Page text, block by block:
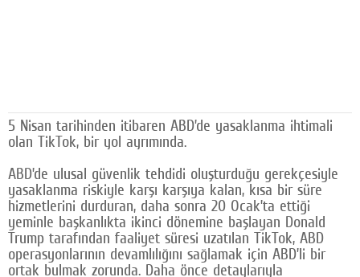
Künye
Facebook
Twitter
Google Plus
5 Nisan tarihinden itibaren ABD’de yasaklanma ihtimali
olan TikTok, bir yol ayrımında.
ABD’de ulusal güvenlik tehdidi oluşturduğu gerekçesiyle
yasaklanma riskiyle karşı karşıya kalan, kısa bir süre
hizmetlerini durduran, daha sonra 20 Ocak’ta ettiği
yeminle başkanlıkta ikinci dönemine başlayan Donald
Trump tarafından faaliyet süresi uzatılan TikTok, ABD
operasyonlarının devamlılığını sağlamak için ABD’li bir
ortak bulmak zorunda. Daha önce detaylarıyla